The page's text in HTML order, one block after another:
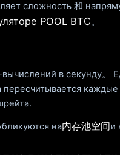
сложность 和
POOL BTC。
в секунду。
на内存池空间и